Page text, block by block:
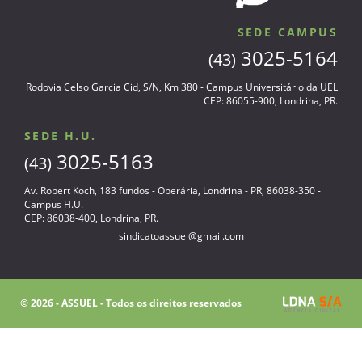
SEDE CAMPUS
(43) 3025-5164
Rodovia Celso Garcia Cid, S/N, Km 380 - Campus Universitário da UEL
CEP: 86055-900, Londrina, PR.
SEDE H.U.
(43) 3025-5163
Av. Robert Koch, 183 fundos - Operária, Londrina - PR, 86038-350 -
Campus H.U.
CEP: 86038-400, Londrina, PR.
sindicatoassuel@gmail.com
© 2026 - ASSUEL - Todos os direitos reservados